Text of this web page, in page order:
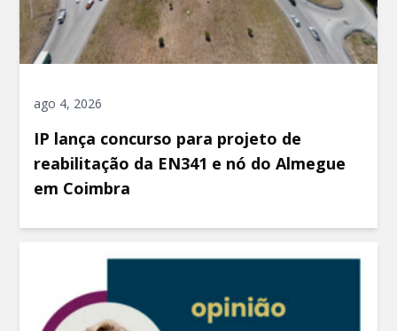
ago 4, 2026
IP lança concurso para projeto de
reabilitação da EN341 e nó do Almegue
em Coimbra